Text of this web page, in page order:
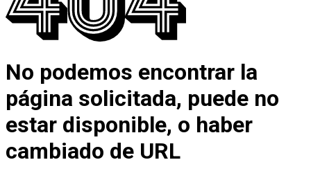
No podemos encontrar la
página solicitada, puede no
estar disponible, o haber
cambiado de URL